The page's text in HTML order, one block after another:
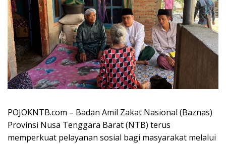
POJOKNTB.com – Badan Amil Zakat Nasional (Baznas)
Provinsi Nusa Tenggara Barat (NTB) terus
memperkuat pelayanan sosial bagi masyarakat melalui